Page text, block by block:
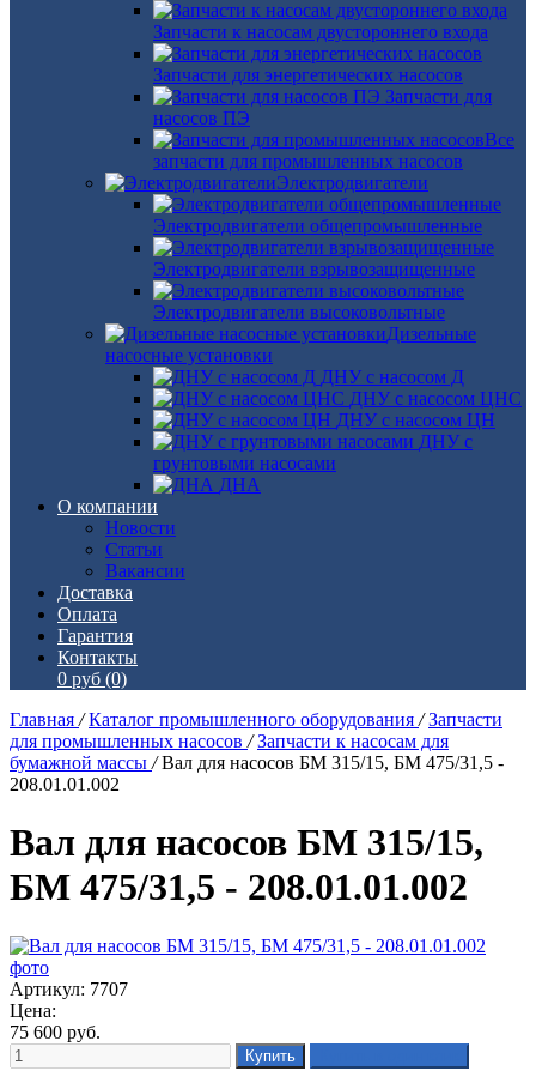
Запчасти к насосам двустороннего входа
Запчасти для энергетических насосов
Запчасти для
насосов ПЭ
Все
запчасти для промышленных насосов
Электродвигатели
Электродвигатели общепромышленные
Электродвигатели взрывозащищенные
Электродвигатели высоковольтные
Дизельные
насосные установки
ДНУ с насосом Д
ДНУ с насосом ЦНС
ДНУ с насосом ЦН
ДНУ с
грунтовыми насосами
ДНА
О компании
Новости
Статьи
Вакансии
Доставка
Оплата
Гарантия
Контакты
0 руб (0)
Главная / Каталог промышленного оборудования / Запчасти
для промышленных насосов / Запчасти к насосам для
бумажной массы / Вал для насосов БМ 315/15, БМ 475/31,5 -
208.01.01.002
Вал для насосов БМ 315/15,
БМ 475/31,5 - 208.01.01.002
Артикул: 7707
Цена:
75 600 руб.